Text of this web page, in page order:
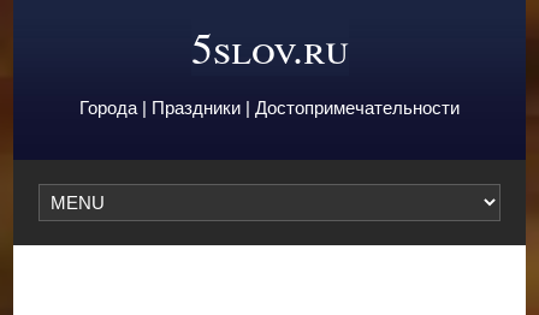
5slov.ru
Города | Праздники | Достопримечательности